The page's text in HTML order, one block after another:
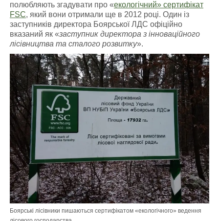
полюбляють згадувати про «екологічний» сертифікат
FSC, який вони отримали ще в 2012 році. Один із
заступників директора Боярської ЛДС офіційно
вказаний як «заступник директора з інноваційного
лісівництва та сталого розвитку».
Боярські лісівники пишаються сертифікатом «екологічного» ведення